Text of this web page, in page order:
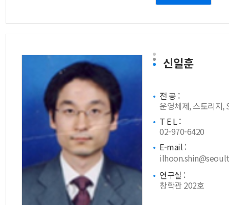
신일훈
전 공 :
운영체제, 스토리지,
T E L :
02-970-6420
E-mail :
연구실 :
창학관 202호